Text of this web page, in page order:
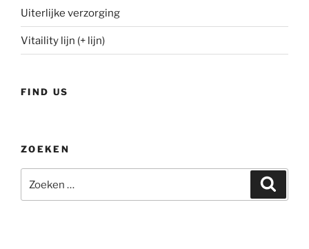
Uiterlijke verzorging
Vitaility lijn (+ lijn)
FIND US
ZOEKEN
naar: